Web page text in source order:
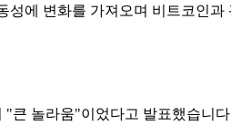
에 변화를 가져오며 비트코인
"큰 놀라움"이었다고 발표했습니